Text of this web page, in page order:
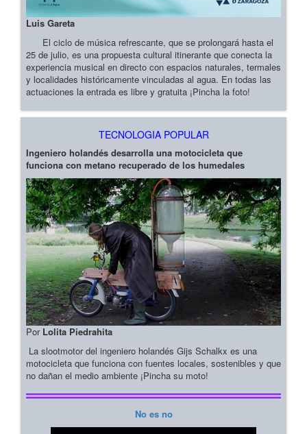
Luis Gareta
El ciclo de música refrescante, que se prolongará hasta el
25 de julio, es una propuesta cultural itinerante que conecta la
experiencia musical en directo con espacios naturales, termales
y localidades históricamente vinculadas al agua. En todas las
actuaciones la entrada es libre y gratuita ¡Pincha la foto!
TECNOLOGIA POPULAR
Ingeniero holandés desarrolla una motocicleta que
funciona con metano recuperado de los humedales
Por Lolita Piedrahita
La slootmotor del ingeniero holandés Gijs Schalkx es una
motocicleta que funciona con fuentes locales, sostenibles y que
no dañan el medio ambiente ¡Pincha su moto!
No es no